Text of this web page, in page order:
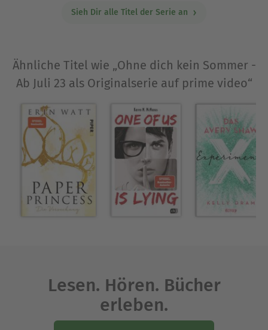
Sieh Dir alle Titel der Serie an
Ähnliche Titel wie „Ohne dich kein Sommer -
Ab Juli 23 als Originalserie auf prime video“
Lesen. Hören. Bücher
erleben.